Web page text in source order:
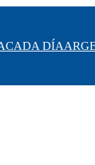
CADA DÍA